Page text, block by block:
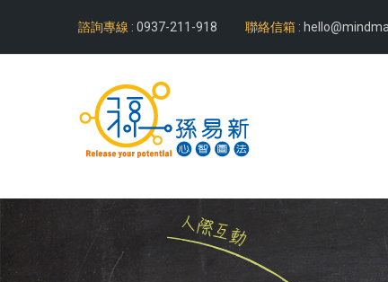
諮詢專線 : 0937-211-918 聯絡信箱 :